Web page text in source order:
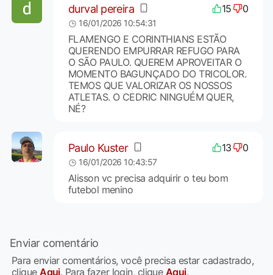
durval pereira 15 0
16/01/2026 10:54:31
FLAMENGO E CORINTHIANS ESTÃO
QUERENDO EMPURRAR REFUGO PARA
O SÃO PAULO. QUEREM APROVEITAR O
MOMENTO BAGUNÇADO DO TRICOLOR.
TEMOS QUE VALORIZAR OS NOSSOS
ATLETAS. O CEDRIC NINGUÉM QUER,
NÉ?
Paulo Kuster 13 0
16/01/2026 10:43:57
Alisson vc precisa adquirir o teu bom
futebol menino
Enviar comentário
Para enviar comentários, você precisa estar cadastrado,
cliqueAqui. Para fazer login, clique Aqui.